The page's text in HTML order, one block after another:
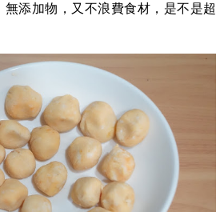
添加物，又不浪費食材，是不是超